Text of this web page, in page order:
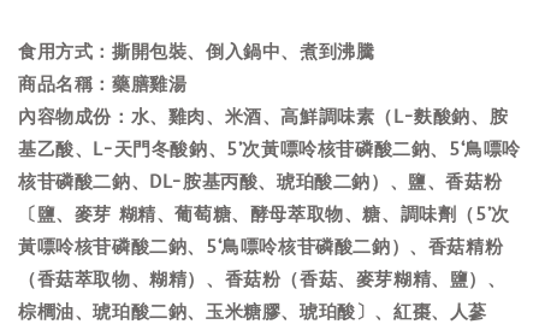
食用方式：撕開包裝、倒入鍋中、煮到沸騰
商品名稱：藥膳雞湯
內容物成份：水、雞肉、米酒、高鮮調味素（L-麩酸鈉、胺
基乙酸、L-天門冬酸鈉、5’次黃嘌呤核苷磷酸二鈉、5‘鳥嘌呤
核苷磷酸二鈉、DL-胺基丙酸、琥珀酸二鈉）、鹽、香菇粉
〔鹽、麥芽 糊精、葡萄糖、酵母萃取物、糖、調味劑（5’次
黃嘌呤核苷磷酸二鈉、5‘鳥嘌呤核苷磷酸二鈉）、香菇精粉
（香菇萃取物、糊精）、香菇粉（香菇、麥芽糊精、鹽）、
棕櫚油、琥珀酸二鈉、玉米糖膠、琥珀酸〕、紅棗、人蔘